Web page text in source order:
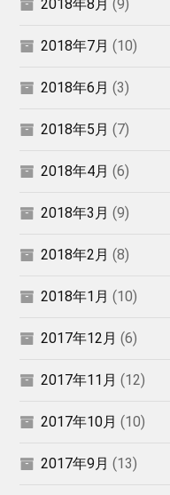
2018年8月 (9)
2018年7月 (10)
2018年6月 (3)
2018年5月 (7)
2018年4月 (6)
2018年3月 (9)
2018年2月 (8)
2018年1月 (10)
2017年12月 (6)
2017年11月 (12)
2017年10月 (10)
2017年9月 (13)